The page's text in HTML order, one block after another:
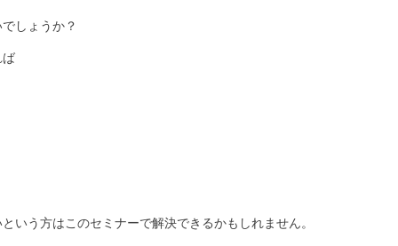
しょうか？
いう方はこのセミナーで解決できるかもしれません。